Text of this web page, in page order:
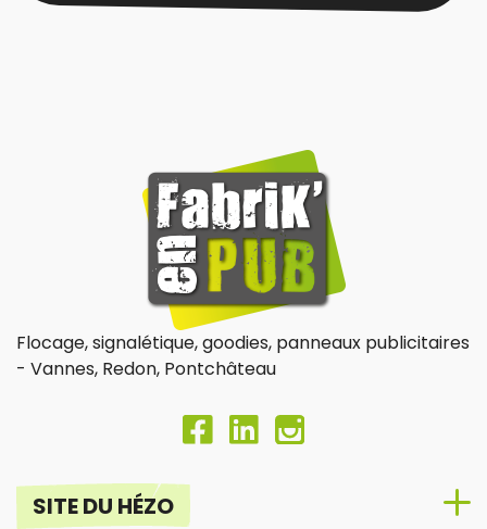
Flocage, signalétique, goodies, panneaux publicitaires
- Vannes, Redon, Pontchâteau
SITE DU HÉZO